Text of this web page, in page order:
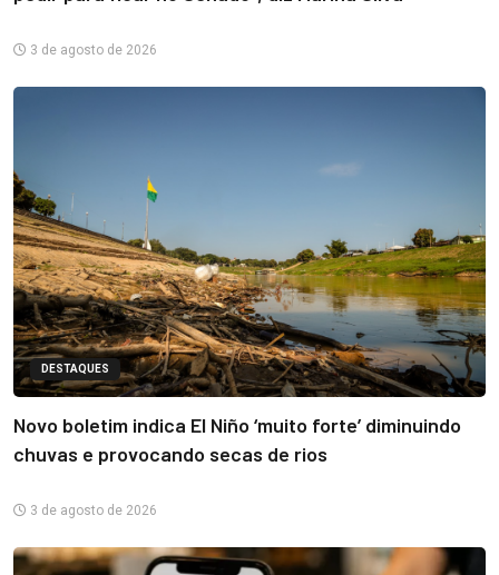
3 de agosto de 2026
DESTAQUES
Novo boletim indica El Niño ‘muito forte’ diminuindo
chuvas e provocando secas de rios
3 de agosto de 2026